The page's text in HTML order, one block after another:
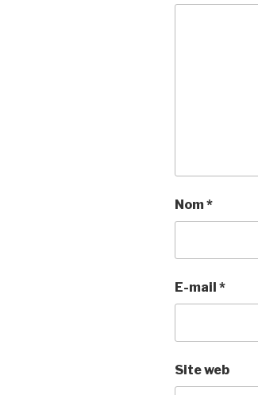
Nom*
E-mail *
Site web